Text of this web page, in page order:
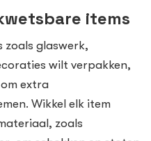
items
zoals glaswerk,
wilt verpakken,
extra
Wikkel elk item
zoals